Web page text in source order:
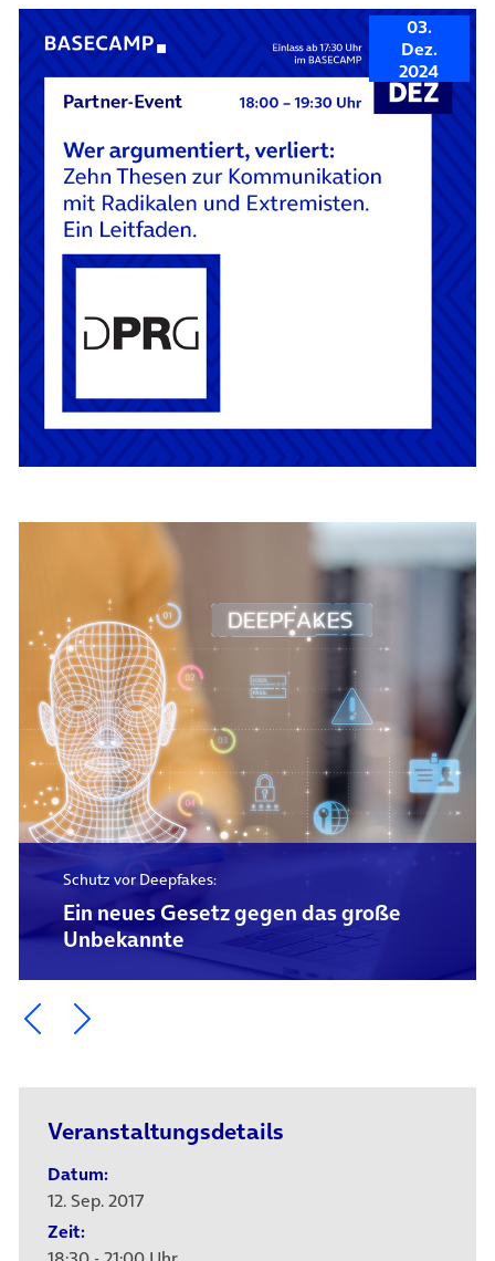
03.
Dez.
2024
Schutz vor Deepfakes:
Ein neues Gesetz gegen das große
Unbekannte
Ein Element zurück blättern
Ein Element weiter blättern
Veranstaltungsdetails
Datum:
12. Sep. 2017
Zeit: